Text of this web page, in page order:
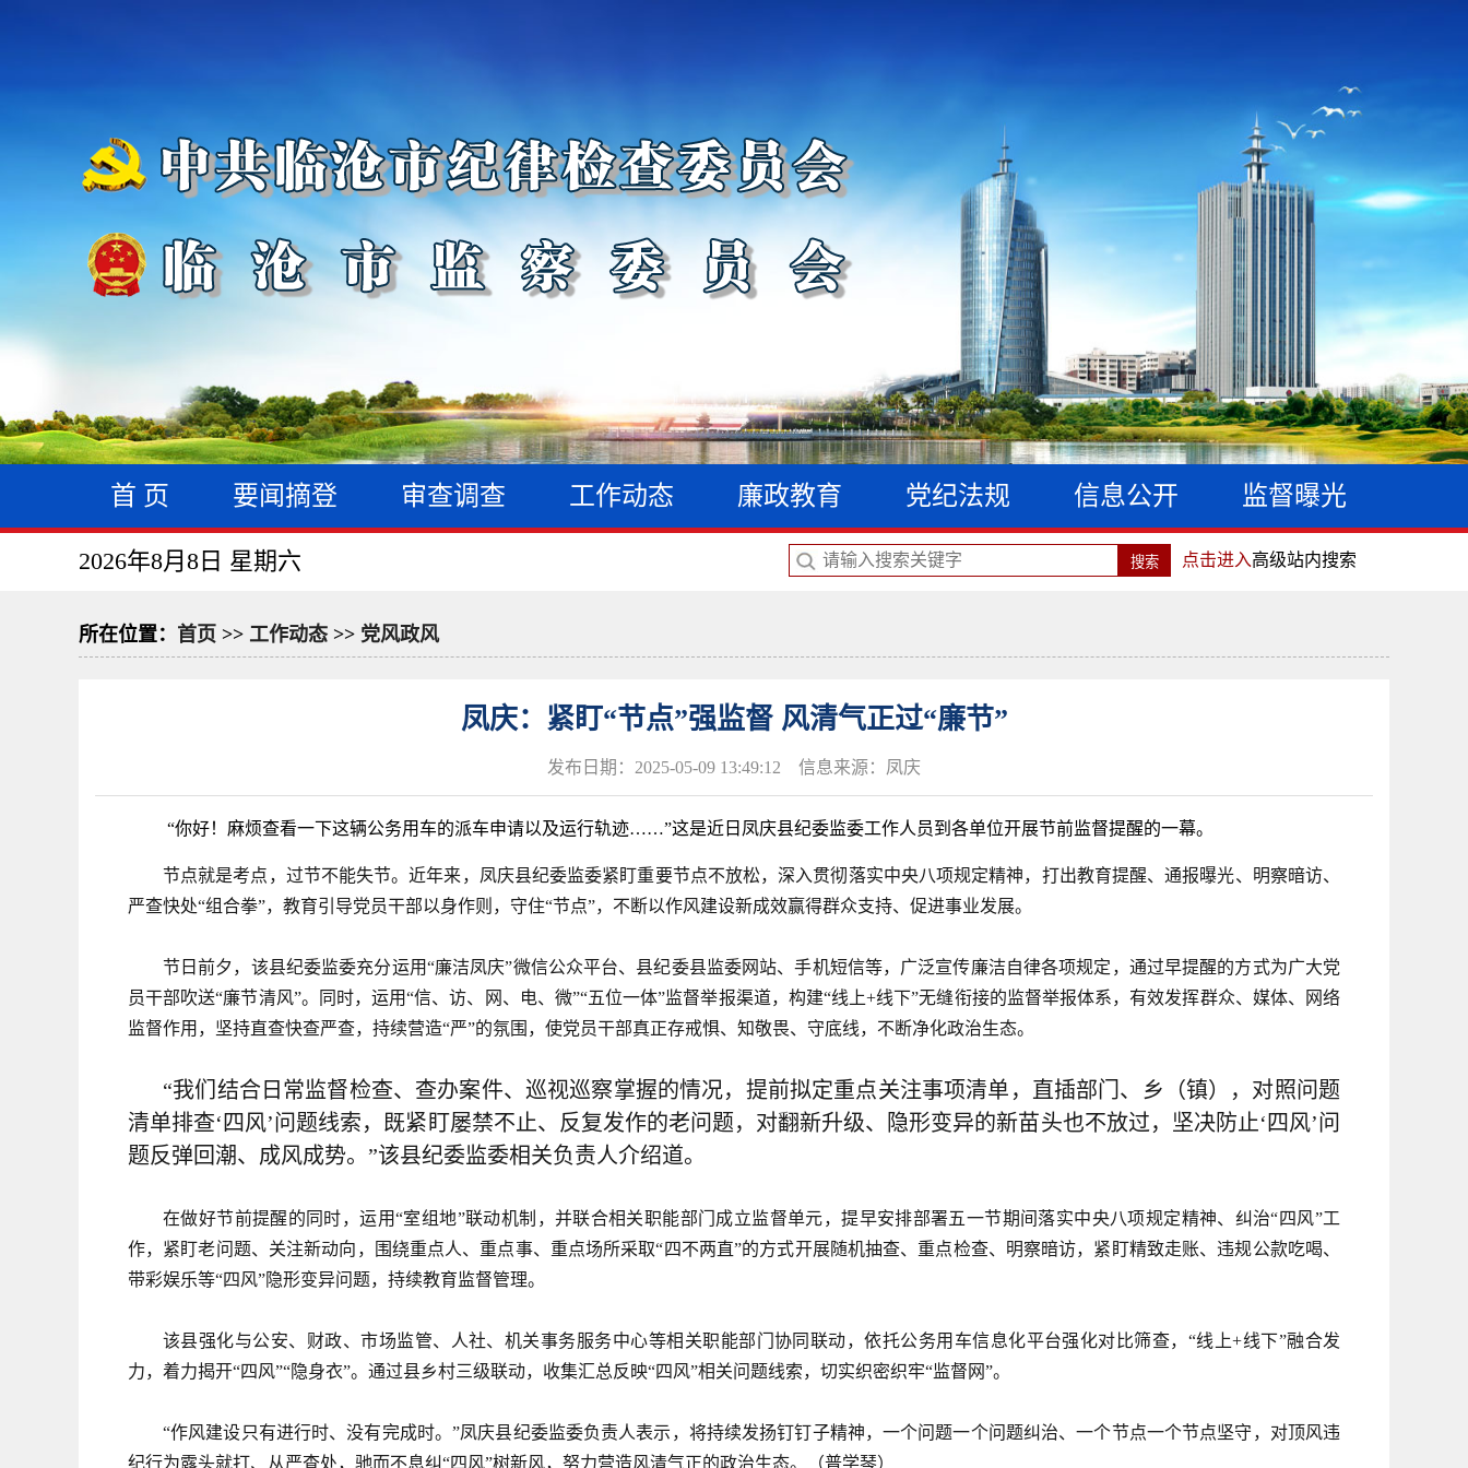
首 页 要闻摘登 审查调查 工作动态 廉政教育 党纪法规 信息公开 监督曝光
2026年8月8日 星期六 点击进入高级站内搜索
所在位置： 首页 >> 工作动态 >> 党风政风
凤庆：紧盯“节点”强监督 风清气正过“廉节”
发布日期：2025-05-09 13:49:12 信息来源：凤庆
“你好！麻烦查看一下这辆公务用车的派车申请以及运行轨迹……”这是近日凤庆县纪委监委工作人员到各单位开展节前监督提醒的一幕。
节点就是考点，过节不能失节。近年来，凤庆县纪委监委紧盯重要节点不放松，深入贯彻落实中央八项规定精神，打出教育提醒、通报曝光、明察暗访、
严查快处“组合拳”，教育引导党员干部以身作则，守住“节点”，不断以作风建设新成效赢得群众支持、促进事业发展。
节日前夕，该县纪委监委充分运用“廉洁凤庆”微信公众平台、县纪委县监委网站、手机短信等，广泛宣传廉洁自律各项规定，通过早提醒的方式为广大党
员干部吹送“廉节清风”。同时，运用“信、访、网、电、微”“五位一体”监督举报渠道，构建“线上+线下”无缝衔接的监督举报体系，有效发挥群众、媒体、网络
监督作用，坚持直查快查严查，持续营造“严”的氛围，使党员干部真正存戒惧、知敬畏、守底线，不断净化政治生态。
“我们结合日常监督检查、查办案件、巡视巡察掌握的情况，提前拟定重点关注事项清单，直插部门、乡（镇），对照问题
清单排查‘四风’问题线索，既紧盯屡禁不止、反复发作的老问题，对翻新升级、隐形变异的新苗头也不放过，坚决防止‘四风’问
题反弹回潮、成风成势。”该县纪委监委相关负责人介绍道。
在做好节前提醒的同时，运用“室组地”联动机制，并联合相关职能部门成立监督单元，提早安排部署五一节期间落实中央八项规定精神、纠治“四风”工
作，紧盯老问题、关注新动向，围绕重点人、重点事、重点场所采取“四不两直”的方式开展随机抽查、重点检查、明察暗访，紧盯精致走账、违规公款吃喝、
带彩娱乐等“四风”隐形变异问题，持续教育监督管理。
该县强化与公安、财政、市场监管、人社、机关事务服务中心等相关职能部门协同联动，依托公务用车信息化平台强化对比筛查，“线上+线下”融合发
力，着力揭开“四风”“隐身衣”。通过县乡村三级联动，收集汇总反映“四风”相关问题线索，切实织密织牢“监督网”。
“作风建设只有进行时、没有完成时。”凤庆县纪委监委负责人表示，将持续发扬钉钉子精神，一个问题一个问题纠治、一个节点一个节点坚守，对顶风违
纪行为露头就打、从严查处，驰而不息纠“四风”树新风，努力营造风清气正的政治生态。
（普学琴）